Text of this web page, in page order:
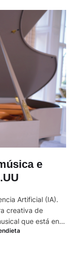
e
Artificial (IA).
creativa de
que está en
Esta compañía
y resolver los